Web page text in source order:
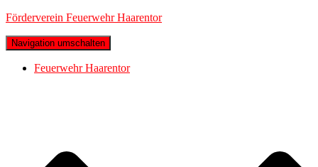
Förderverein Feuerwehr Haarentor
Navigation umschalten
Feuerwehr Haarentor